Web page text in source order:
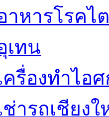
าหารโรคไต
เทน
ครื่องทำไอ
ช่ารถเชียงใ